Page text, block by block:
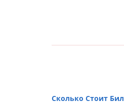
Сколько Стоит